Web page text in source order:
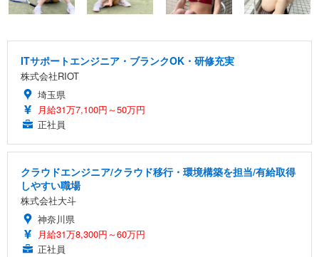
ITサポートエンジニア・ブランクOK・研修充実
株式会社RIOT
埼玉県
月給31万7,100円～50万円
正社員
クラウドエンジニア/クラウド移行・環境構築を担当/有給取得
しやすい職場
株式会社大斗
神奈川県
月給31万8,300円～60万円
正社員